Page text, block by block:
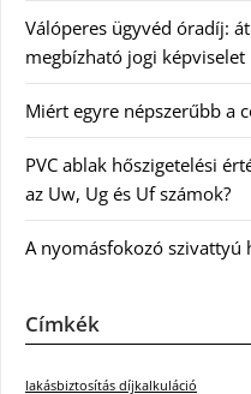
Válóperes ügyvéd óradíj:
megbízható jogi képviselet
Miért egyre népszerűbb a
PVC ablak hőszigetelési
az Uw, Ug és Uf számok?
A nyomásfokozó szivattyú
Címkék
lakásbiztosítás díjkalkuláció